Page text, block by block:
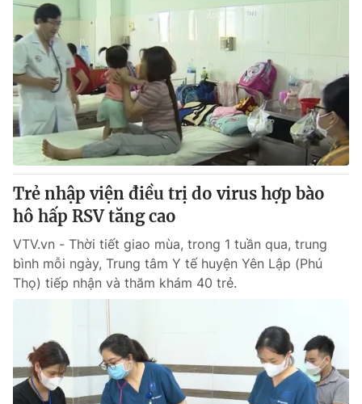
Nhân vật
Khán giả
Giải sao mai
Âm nhạc
Sao
Đời sống
Du lịch
Làm đẹp
Chất lượng cuộc sống
Giáo dục
Tuyển sinh
Học trực tuyến
Công nghệ
Hitech Công nghệ tương lai
Sản phẩm
Thị trường
Giao lưu trực tuyến
Lịch phát sóng
Chuyên mục khác
Emagazine Podcast
Video Shorts video
Trẻ nhập viện điều trị do virus hợp bào
hô hấp RSV tăng cao
VTV.vn - Thời tiết giao mùa, trong 1 tuần qua, trung
bình mỗi ngày, Trung tâm Y tế huyện Yên Lập (Phú
Thọ) tiếp nhận và thăm khám 40 trẻ.